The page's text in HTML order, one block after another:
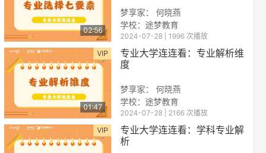
02:56
梦享家： 何晓燕
学校：途梦教育
2024-07-28 | 1996 次播放
VIP
01:47
专业大学连连看：专业解析维
度
梦享家： 何晓燕
学校：途梦教育
2024-07-28 | 2166 次播放
VIP
专业大学连连看：学科专业解
析